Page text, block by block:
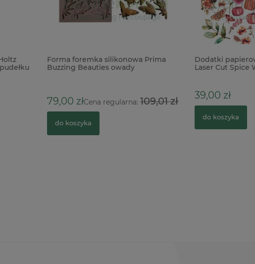
Forma foremka silikonowa Prima
Buzzing Beauties owady
Cena regularna:109,01 zł
Dodatki papierowe 49 and
Laser Cut Spice Wildflower
39,00 zł